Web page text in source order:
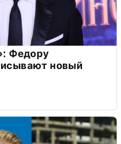
Федору
новый